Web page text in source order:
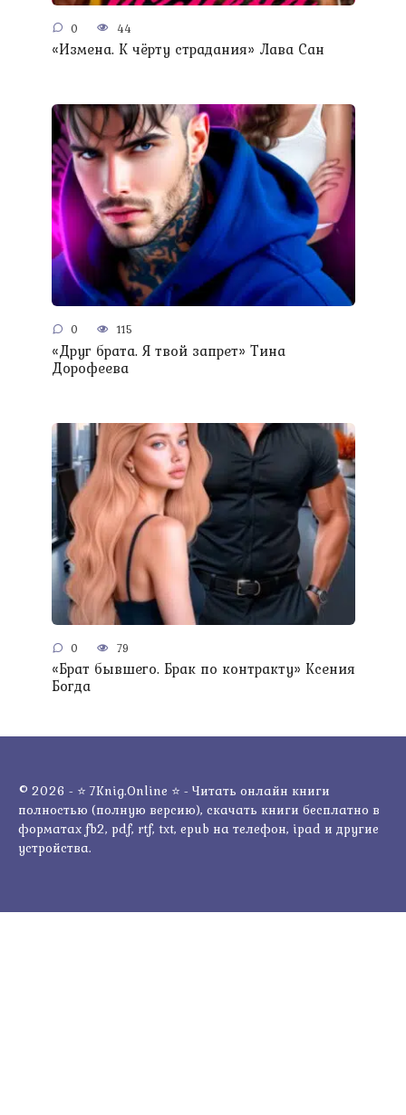
0 44
«Измена. К чёрту страдания» Лава Сан
0 115
«Друг брата. Я твой запрет» Тина
Дорофеева
0 79
«Брат бывшего. Брак по контракту» Ксения
Богда
© 2026 - ⭐ 7Knig.Online ⭐ - Читать онлайн книги
полностью (полную версию), скачать книги бесплатно в
форматах fb2, pdf, rtf, txt, epub на телефон, ipad и другие
устройства.